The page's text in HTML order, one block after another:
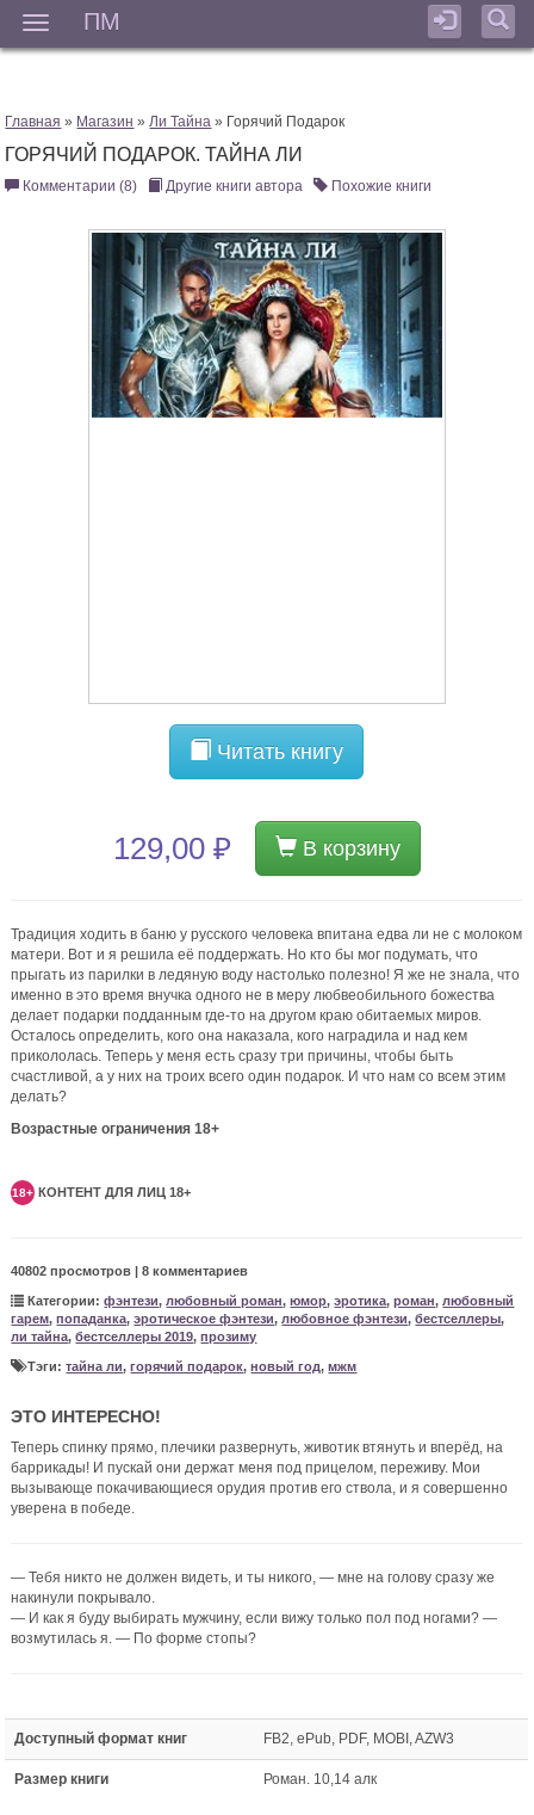
ПМ
Главная » Магазин »Ли Тайна » Горячий Подарок
ГОРЯЧИЙ ПОДАРОК. ТАЙНА ЛИ
Комментарии (8) Другие книги автора Похожие книги
Читать книгу
129,00 ₽ В корзину
Традиция ходить в баню у русского человека впитана едва ли не с молоком
матери. Вот и я решила её поддержать. Но кто бы мог подумать, что
прыгать из парилки в ледяную воду настолько полезно! Я же не знала, что
именно в это время внучка одного не в меру любвеобильного божества
делает подарки подданным где-то на другом краю обитаемых миров.
Осталось определить, кого она наказала, кого наградила и над кем
прикололась. Теперь у меня есть сразу три причины, чтобы быть
счастливой, а у них на троих всего один подарок. И что нам со всем этим
делать?
Возрастные ограничения 18+
18+ КОНТЕНТ ДЛЯ ЛИЦ 18+
40802 просмотров | 8 комментариев
Категории:фэнтези, любовный роман,юмор,эротика,роман, любовный
гарем,попаданка,эротическое фэнтези, любовное фэнтези,бестселлеры,
ли тайна,бестселлеры 2019,прозиму
Тэги:тайна ли,горячий подарок,новый год,мжм
ЭТО ИНТЕРЕСНО!
Теперь спинку прямо, плечики развернуть, животик втянуть и вперёд, на
баррикады! И пускай они держат меня под прицелом, переживу. Мои
вызывающе покачивающиеся орудия против его ствола, и я совершенно
уверена в победе.
— Тебя никто не должен видеть, и ты никого, — мне на голову сразу же
накинули покрывало.
— И как я буду выбирать мужчину, если вижу только пол под ногами? —
возмутилась я. — По форме стопы?
Доступный формат книг FB2, ePub, PDF, MOBI, AZW3
Размер книги Роман. 10,14 алк